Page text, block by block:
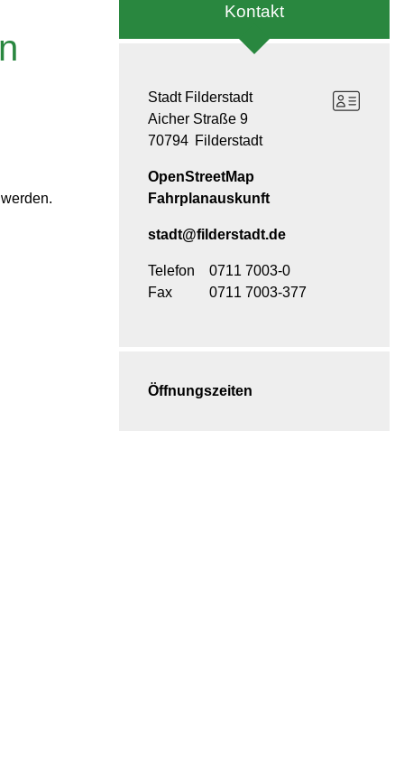
Kontakt
Stadt Filderstadt
Aicher Straße 9
70794 Filderstadt
OpenStreetMap
Fahrplanauskunft
stadt@filderstadt.de
Telefon
0711 7003-0
Fax
0711 7003-377
Öffnungszeiten